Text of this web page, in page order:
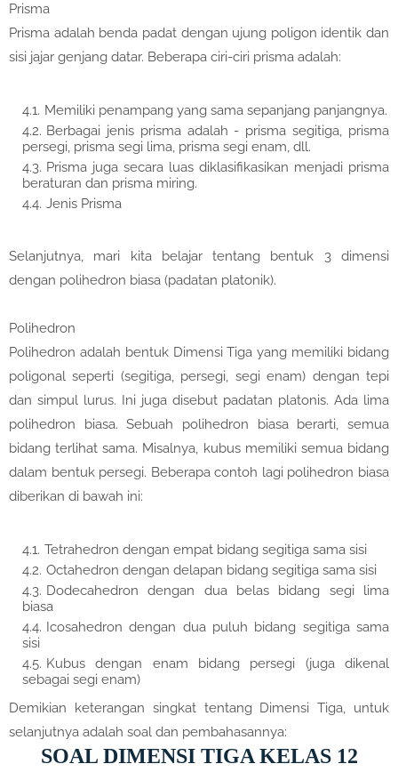
Prisma
Prisma adalah benda padat dengan ujung poligon identik dan
sisi jajar genjang datar. Beberapa ciri-ciri prisma adalah:
Memiliki penampang yang sama sepanjang panjangnya.
Berbagai jenis prisma adalah - prisma segitiga, prisma
persegi, prisma segi lima, prisma segi enam, dll.
Prisma juga secara luas diklasifikasikan menjadi prisma
beraturan dan prisma miring.
Jenis Prisma
Selanjutnya, mari kita belajar tentang bentuk 3 dimensi
dengan polihedron biasa (padatan platonik).
Polihedron
Polihedron adalah bentuk Dimensi Tiga yang memiliki bidang
poligonal seperti (segitiga, persegi, segi enam) dengan tepi
dan simpul lurus. Ini juga disebut padatan platonis. Ada lima
polihedron biasa. Sebuah polihedron biasa berarti, semua
bidang terlihat sama. Misalnya, kubus memiliki semua bidang
dalam bentuk persegi. Beberapa contoh lagi polihedron biasa
diberikan di bawah ini:
Tetrahedron dengan empat bidang segitiga sama sisi
Octahedron dengan delapan bidang segitiga sama sisi
Dodecahedron dengan dua belas bidang segi lima
biasa
Icosahedron dengan dua puluh bidang segitiga sama
sisi
Kubus dengan enam bidang persegi (juga dikenal
sebagai segi enam)
Demikian keterangan singkat tentang Dimensi Tiga, untuk
selanjutnya adalah soal dan pembahasannya:
SOAL DIMENSI TIGA KELAS 12